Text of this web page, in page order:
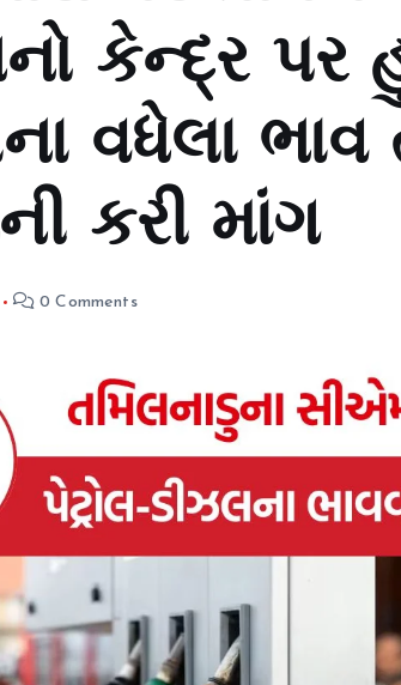
કેન્દ્ર પર
વધેલા ભાવ
કરી માંગ
0 Comments